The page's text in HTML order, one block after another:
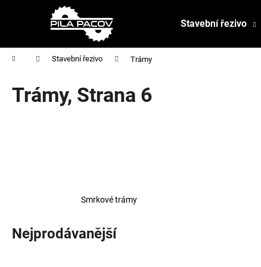
Stavební řezivo
Domů Stavební řezivo Trámy
Trámy, Strana 6
Smrkové trámy
Nejprodávanější
Zpět
do
Zpět
do